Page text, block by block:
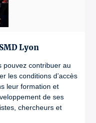
Lyon
pouvez contribuer au
les conditions d’accès
leur formation et
de ses
chercheurs et